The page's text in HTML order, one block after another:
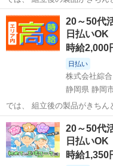
た、 加工後の…
静岡 静岡市
20～50代
日払いOK
時給2,000
日払い
株式会社綜
静岡県 静岡
では、 組立後の製品がきちん
た、 加工後の…
静岡 静岡市
20～50代
日払いOK
時給1,350